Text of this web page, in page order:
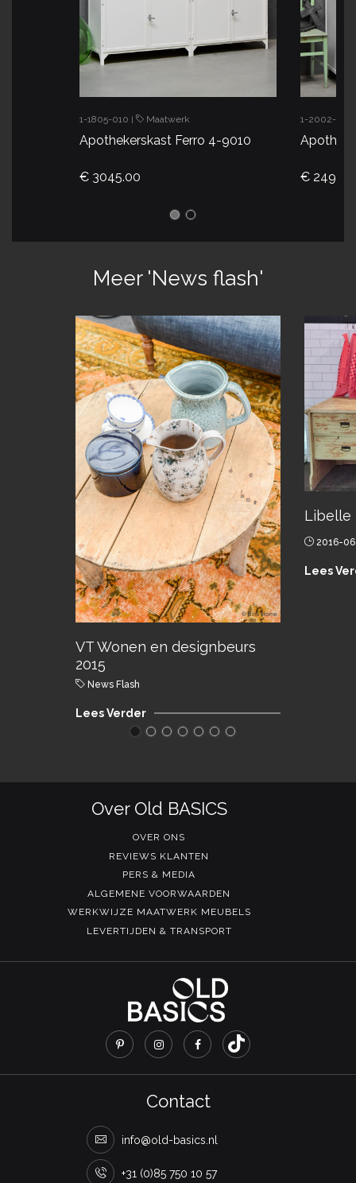
1-1805-010 | Maatwerk
Apothekerskast Ferro 4-9010
€ 3045.00
1-2002-001
€
Meer 'News flash'
VT Wonen en designbeurs
2015
News Flash
Lees Verder
Libelle
2016-06
Lees
Over Old BASICS
OVER ONS
REVIEWS KLANTEN
PERS & MEDIA
ALGEMENE VOORWAARDEN
WERKWIJZE MAATWERK MEUBELS
LEVERTIJDEN & TRANSPORT
Contact
info@old-basics.nl
+31 (0)85 750 10 57